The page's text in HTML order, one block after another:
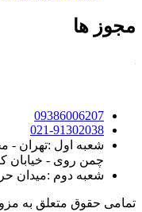
مجوز ها
09386006207
021-91302038
شعبه اول :تهران -
چمن روی - خیابان کارگر -
شعبه دوم :میدان
تمامی حقوق متعلق به